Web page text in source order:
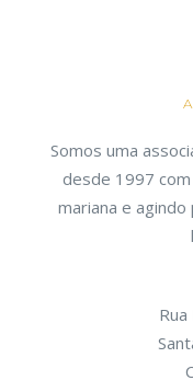
Somos uma
desde 1997
mariana e
Rua